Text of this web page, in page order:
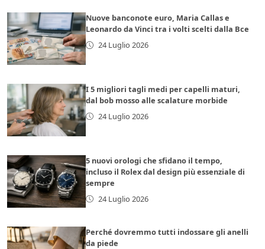
Nuove banconote euro, Maria Callas e
Leonardo da Vinci tra i volti scelti dalla Bce
24 Luglio 2026
I 5 migliori tagli medi per capelli maturi,
dal bob mosso alle scalature morbide
24 Luglio 2026
5 nuovi orologi che sfidano il tempo,
incluso il Rolex dal design più essenziale di
sempre
24 Luglio 2026
Perché dovremmo tutti indossare gli anelli
da piede